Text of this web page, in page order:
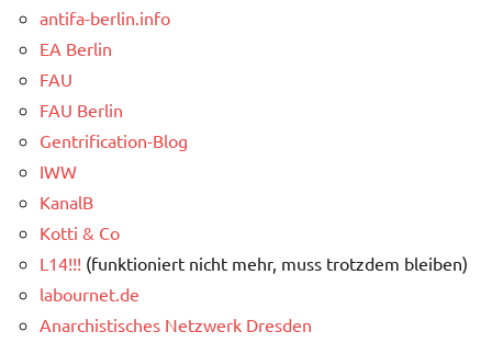
antifa-berlin.info
EA Berlin
FAU
FAU Berlin
Gentrification-Blog
IWW
KanalB
Kotti & Co
L14!!! (funktioniert nicht mehr, muss trotzdem bleiben)
labournet.de
Anarchistisches Netzwerk Dresden